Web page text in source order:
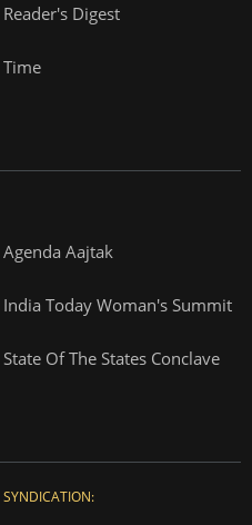
Reader's Digest
Time
Agenda Aajtak
India Today Woman's Summit
State Of The States Conclave
SYNDICATION: